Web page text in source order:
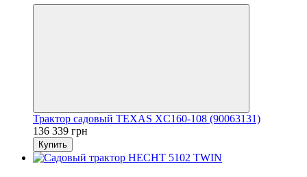
Трактор садовый TEXAS XC160-108 (90063131)
136 339 грн
Купить